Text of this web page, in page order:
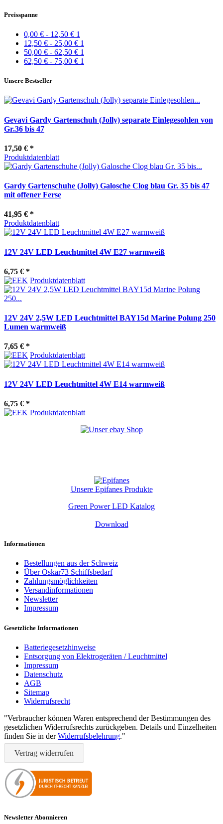
Preisspanne
0,00 € - 12,50 € 1
12,50 € - 25,00 € 1
50,00 € - 62,50 € 1
62,50 € - 75,00 € 1
Unsere Bestseller
Gevavi Gardy Gartenschuh (Jolly) separate Einlegesohlen von
Gr.36 bis 47
17,50 € *
Produktdatenblatt
Gardy Gartenschuhe (Jolly) Galosche Clog blau Gr. 35 bis 47
mit offener Ferse
41,95 € *
Produktdatenblatt
12V 24V LED Leuchtmittel 4W E27 warmweiß
6,75 € *
Produktdatenblatt
12V 24V 2,5W LED Leuchtmittel BAY15d Marine Polung 250
Lumen warmweiß
7,65 € *
Produktdatenblatt
12V 24V LED Leuchtmittel 4W E14 warmweiß
6,75 € *
Produktdatenblatt
Unsere Epifanes Produkte
Green Power LED Katalog
Download
Informationen
Bestellungen aus der Schweiz
Über Oskar73 Schiffsbedarf
Zahlungsmöglichkeiten
Versandinformationen
Newsletter
Impressum
Gesetzliche Informationen
Batteriegesetzhinweise
Entsorgung von Elektrogeräten / Leuchtmittel
Impressum
Datenschutz
AGB
Sitemap
Widerrufsrecht
"Verbraucher können Waren entsprechend der Bestimmungen des
gesetzlichen Widerrufsrechts zurückgeben. Details und Einzelheiten
finden Sie in derWiderrufsbelehrung."
Vertrag widerrufen
Newsletter Abonnieren